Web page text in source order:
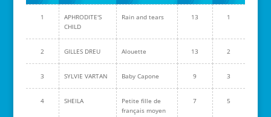
1
APHRODITE'S
CHILD
Rain and tears 13 1
2 GILLES DREU Alouette 13 2
3 SYLVIE VARTAN Baby Capone 9 3
4 SHEILA
Petite fille de
français moyen
7 5